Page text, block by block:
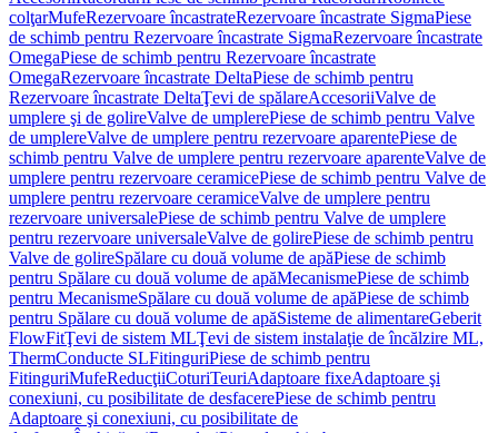
colţarMufeRezervoare încastrateRezervoare încastrate SigmaPiese
de schimb pentru Rezervoare încastrate SigmaRezervoare încastrate
OmegaPiese de schimb pentru Rezervoare încastrate
OmegaRezervoare încastrate DeltaPiese de schimb pentru
Rezervoare încastrate DeltaŢevi de spălareAccesoriiValve de
umplere şi de golireValve de umplerePiese de schimb pentru Valve
de umplereValve de umplere pentru rezervoare aparentePiese de
schimb pentru Valve de umplere pentru rezervoare aparenteValve de
umplere pentru rezervoare ceramicePiese de schimb pentru Valve de
umplere pentru rezervoare ceramiceValve de umplere pentru
rezervoare universalePiese de schimb pentru Valve de umplere
pentru rezervoare universaleValve de golirePiese de schimb pentru
Valve de golireSpălare cu două volume de apăPiese de schimb
pentru Spălare cu două volume de apăMecanismePiese de schimb
pentru MecanismeSpălare cu două volume de apăPiese de schimb
pentru Spălare cu două volume de apăSisteme de alimentareGeberit
FlowFitŢevi de sistem MLŢevi de sistem instalaţie de încălzire ML,
ThermConducte SLFitinguriPiese de schimb pentru
FitinguriMufeReducţiiCoturiTeuriAdaptoare fixeAdaptoare şi
conexiuni, cu posibilitate de desfacerePiese de schimb pentru
Adaptoare şi conexiuni, cu posibilitate de